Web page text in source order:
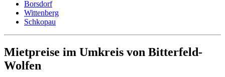
Borsdorf
Wittenberg
Schkopau
Mietpreise im Umkreis von Bitterfeld-
Wolfen